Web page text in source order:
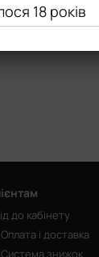
в
до кабінету
і доставка
знижок
18 років